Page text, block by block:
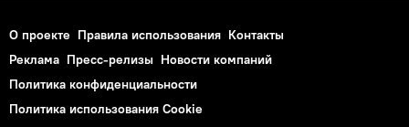
О проекте Правила использования Контакты
Реклама Пресс-релизы Новости компаний
Политика конфиденциальности
Политика использования Cookie